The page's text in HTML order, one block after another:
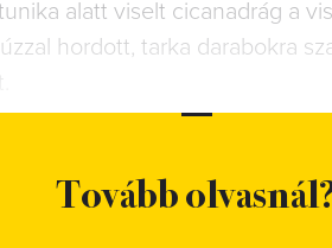
alatt viselt cicanadrág a
hordott, tarka darabokra
Tovább